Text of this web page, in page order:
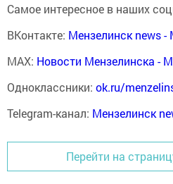
Самое интересное в наших
ВКонтакте: Мензелинск news
MAX: Новости Мензелинска -
Одноклассники: ok.ru/
Telegram-канал: Мензелинск
Перейти на